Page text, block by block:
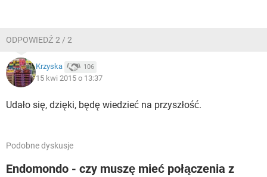
ODPOWIEDŹ 2 / 2
Krzyska 106
15 kwi 2015 o 13:37
Udało się, dzięki, będę wiedzieć na przyszłość.
Podobne dyskusje
Endomondo - czy muszę mieć połączenia z